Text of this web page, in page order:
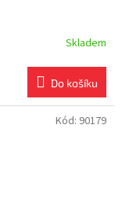
Skladem
Do košíku
Kód: 90179